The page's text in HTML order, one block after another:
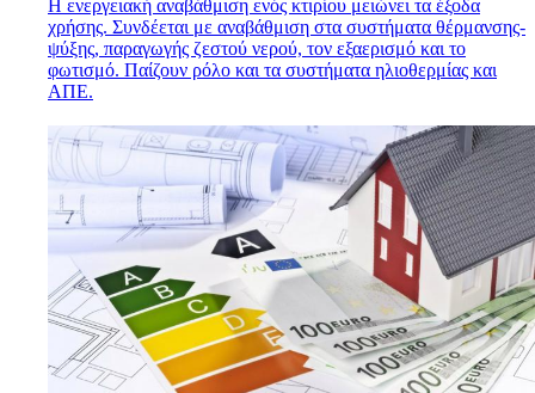
Η ενεργειακή αναβάθμιση ενός κτιρίου μειώνει τα έξοδα
χρήσης. Συνδέεται με αναβάθμιση στα συστήματα θέρμανσης-
ψύξης, παραγωγής ζεστού νερού, τον εξαερισμό και το
φωτισμό. Παίζουν ρόλο και τα συστήματα ηλιοθερμίας και
ΑΠΕ.